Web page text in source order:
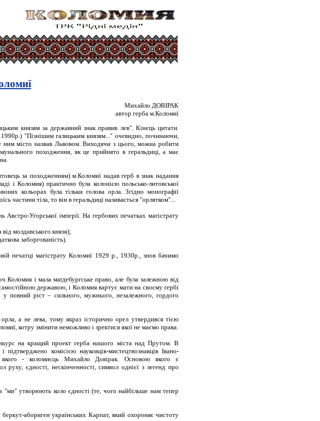
Михайло ДОВІРАК
автор герба м.Коломиї
князям за державний знак правив лев". Кінець цитати.
"Пізнішим галицьким князям..." очевидно, починаючи,
ним місто назвав Львовом. Виходячи з цього, можна робити
походження, як це прийнято в геральдиці, а має
за походженням) м.Коломиї надав герб в знак надання
і Коломия) практично була колонією польсько-литовської
кольорах була тільки голова орла. Згідно монографії
частини тіла, то він в геральдиці називається "орлятком"...
Угорської імперії. На гербових печатках магістрату
молдавського князя);
заборгованість).
печатці магістрату Коломиї 1929 р., 1930р., знов бачимо
Коломия і мала магдебургське право, але була залежною від
державою, і Коломия вартує мати на своєму гербі
повний ріст – сильного, мужнього, незалежного, гордого
а не лева, тому якраз історично орел утвердився тією
котру змінити неможливо і зректися якої не маємо права.
на кращий проект герба нашого міста над Прутом. В
комісією науковців-мистецтвознавців Івано-
якого - коломиєць Михайло Довірак. Основою якого є
руху, єдності, нескінченності, символ однієї з легенд про
утворюють коло єдності (те, чого найбільше нам тепер
абориген українських Карпат, який охороняє чистоту